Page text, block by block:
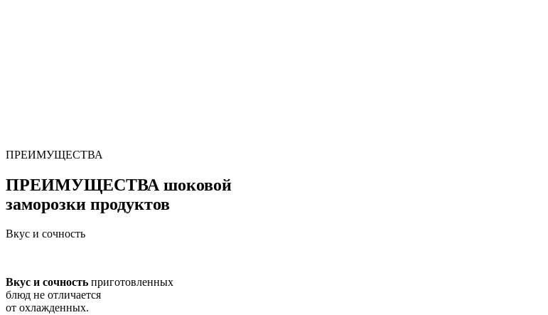
ПРЕИМУЩЕСТВА
ПРЕИМУЩЕСТВА шоковой
заморозки продуктов
Вкус и сочность
Вкус и сочность приготовленных
блюд не отличается
от охлажденных.